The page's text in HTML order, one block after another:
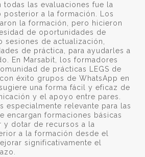
todas las evaluaciones fue la
a la formación. Los
la formación, pero hicieron
de oportunidades de
sesiones de actualización,
de práctica, para ayudarles a
En Marsabit, los formadores
de prácticas LEGS de
éxito grupos de WhatsApp en
una forma fácil y eficaz de
y el apoyo entre pares.
especialmente relevante para las
encargan formaciones básicas
y dotar de recursos a la
a la formación desde el
significativamente el